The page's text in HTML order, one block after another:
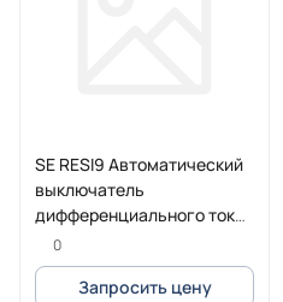
SE RESI9 Автоматический
выключатель
дифференциального тока
(ДИФ) 1P+N С 6А 6000A
30мА 18mm тип AC
0
Запросить цену